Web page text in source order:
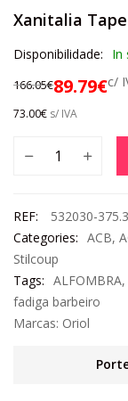
Xanitalia
Disponibilidade: In
166.05€89.79€c/
73.00€ s/ IVA
REF:
532030-
Categories: ACB,
Stilcoup
Tags: ALFOMBRA,
fadiga barbeiro
Marcas: Oriol